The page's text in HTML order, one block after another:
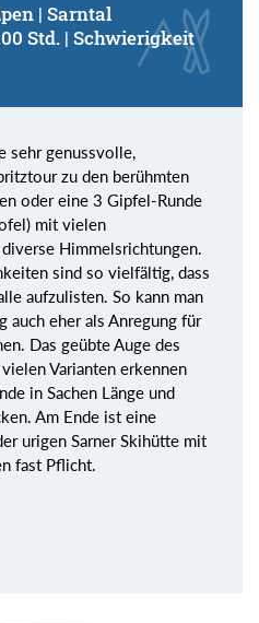
| Sarntal
Std. | Schwierigkeit
sehr genussvolle,
zu den berühmten
oder eine 3 Gipfel-Runde
mit vielen
Himmelsrichtungen.
sind so vielfältig, dass
aufzulisten. So kann man
auch eher als Anregung für
Das geübte Auge des
Varianten erkennen
in Sachen Länge und
Am Ende ist eine
urigen Sarner Skihütte mit
fast Pflicht.